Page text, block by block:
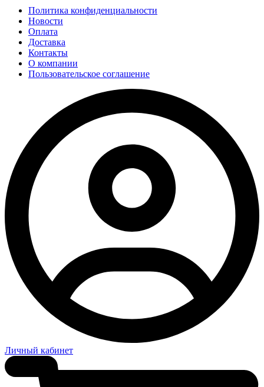
Политика конфиденциальности
Новости
Оплата
Доставка
Контакты
О компании
Пользовательское соглашение
Личный кабинет